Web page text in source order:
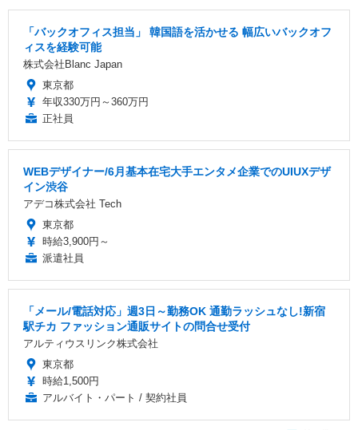
「バックオフィス担当」 韓国語を活かせる 幅広いバックオフ
ィスを経験可能
株式会社Blanc Japan
東京都
年収330万円～360万円
正社員
WEBデザイナー/6月基本在宅大手エンタメ企業でのUIUXデザ
イン渋谷
アデコ株式会社 Tech
東京都
時給3,900円～
派遣社員
「メール/電話対応」週3日～勤務OK 通勤ラッシュなし!新宿
駅チカ ファッション通販サイトの問合せ受付
アルティウスリンク株式会社
東京都
時給1,500円
アルバイト・パート / 契約社員